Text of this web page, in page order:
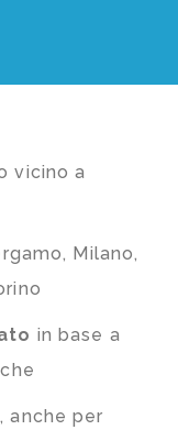
vicino a
Milano,
in base a
anche per